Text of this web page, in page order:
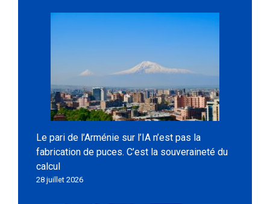
Le pari de l’Arménie sur l’IA n’est pas la
fabrication de puces. C’est la souveraineté du
calcul
28 juillet 2026